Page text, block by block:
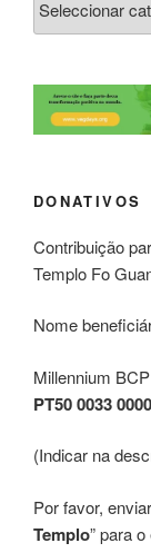
DONATIVOS
Contribuição
Templo Fo
Nome
Millennium BCP
PT50 0033
(Indicar na
Por favor,
Templo” para